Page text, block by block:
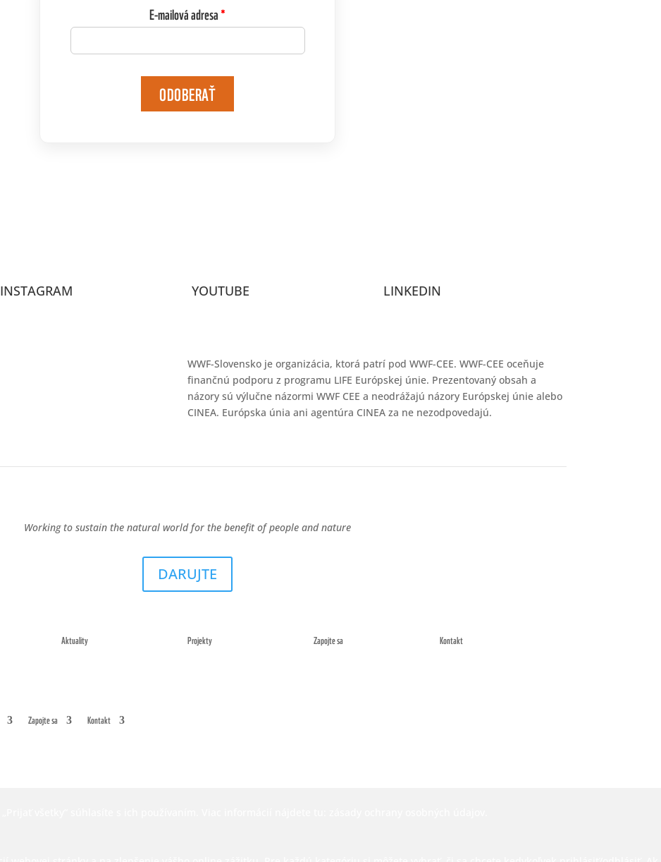
E-mailová adresa
ODOBERAŤ
INSTAGRAM YOUTUBE LINKEDIN
WWF-Slovensko je organizácia, ktorá patrí pod WWF-CEE. WWF-CEE oceňuje
finančnú podporu z programu LIFE Európskej únie. Prezentovaný obsah a
názory sú výlučne názormi WWF CEE a neodrážajú názory Európskej únie alebo
CINEA. Európska únia ani agentúra CINEA za ne nezodpovedajú.
Working to sustain the natural world for the benefit of people and nature
DARUJTE
Aktuality Projekty Zapojte sa Kontakt
Zapojte sa Kontakt